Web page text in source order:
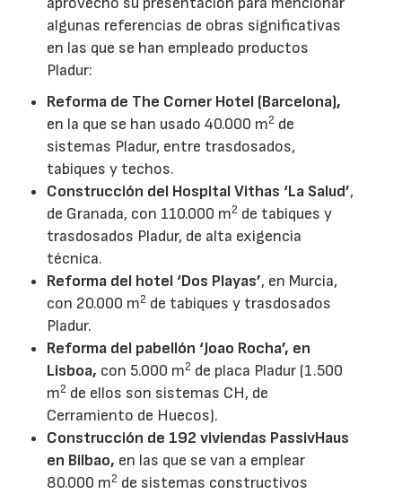
algunas referencias de obras significativas
en las que se han empleado productos
Pladur:
Reforma de The Corner Hotel (Barcelona),
en la que se han usado 40.000 m2 de
sistemas Pladur, entre trasdosados,
tabiques y techos.
Construcción del Hospital Vithas ‘La Salud’,
de Granada, con 110.000 m2 de tabiques y
trasdosados Pladur, de alta exigencia
técnica.
Reforma del hotel ‘Dos Playas’, en Murcia,
con 20.000 m2 de tabiques y trasdosados
Pladur.
Reforma del pabellón ‘Joao Rocha’, en
Lisboa, con 5.000 m2 de placa Pladur (1.500
m2 de ellos son sistemas CH, de
Cerramiento de Huecos).
Construcción de 192 viviendas PassivHaus
en Bilbao, en las que se van a emplear
80.000 m2 de sistemas constructivos